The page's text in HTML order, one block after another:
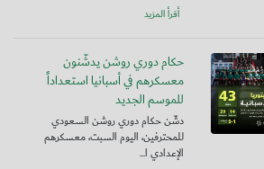
أقرأ المزيد
حكام دوري روشن يدشّنون
معسكرهم في أسبانيا استعداداً
للموسم الجديد
دشّن حكام دوري روشن السعودي
للمحترفين، اليوم السبت، معسكرهم
الإعدادي ا...